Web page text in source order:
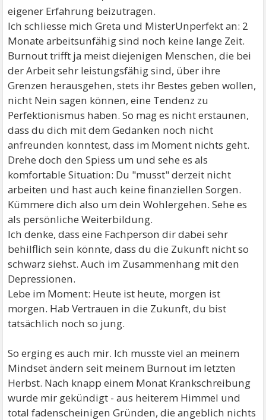
eigener Erfahrung beizutragen.
Ich schliesse mich Greta und MisterUnperfekt an: 2
Monate arbeitsunfähig sind noch keine lange Zeit.
Burnout trifft ja meist diejenigen Menschen, die bei
der Arbeit sehr leistungsfähig sind, über ihre
Grenzen herausgehen, stets ihr Bestes geben wollen,
nicht Nein sagen können, eine Tendenz zu
Perfektionismus haben. So mag es nicht erstaunen,
dass du dich mit dem Gedanken noch nicht
anfreunden konntest, dass im Moment nichts geht.
Drehe doch den Spiess um und sehe es als
komfortable Situation: Du "musst" derzeit nicht
arbeiten und hast auch keine finanziellen Sorgen.
Kümmere dich also um dein Wohlergehen. Sehe es
als persönliche Weiterbildung.
Ich denke, dass eine Fachperson dir dabei sehr
behilflich sein könnte, dass du die Zukunft nicht so
schwarz siehst. Auch im Zusammenhang mit den
Depressionen.
Lebe im Moment: Heute ist heute, morgen ist
morgen. Hab Vertrauen in die Zukunft, du bist
tatsächlich noch so jung.
So erging es auch mir. Ich musste viel an meinem
Mindset ändern seit meinem Burnout im letzten
Herbst. Nach knapp einem Monat Krankschreibung
wurde mir gekündigt - aus heiterem Himmel und
total fadenscheinigen Gründen, die angeblich nichts